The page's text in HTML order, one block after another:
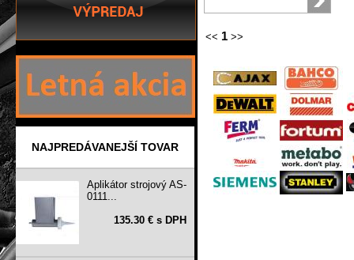
NAJPREDÁVANEJŠÍ TOVAR
Aplikátor strojový AS-
0111...
135.30 € s DPH
<< 1 >>